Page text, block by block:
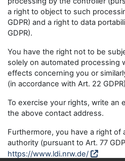
a right to object to such
GDPR) and a right to data
GDPR).
You have the right not to be
solely on automated processing
effects concerning you or
(in accordance with Art. 22
To exercise your rights, write an
the above contact address.
Furthermore, you have a right of
authority (pursuant to Art. 77
https://www.ldi.nrw.de/